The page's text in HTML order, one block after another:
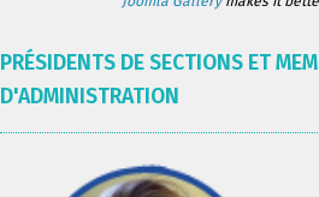
PRÉSIDENTS DE SECTIONS ET
D'ADMINISTRATION